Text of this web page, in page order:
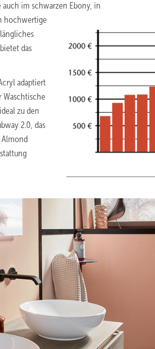
im schwarzen Ebony, in
hochwertige
das
adaptiert
Waschtische
zu den
2.0, das